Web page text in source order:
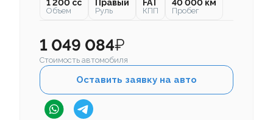
1 200 cc
Объем
Правый
Руль
FAT
КПП
40 000 км
Пробег
1 049 084₽
Стоимость автомобиля
Оставить заявку на авто